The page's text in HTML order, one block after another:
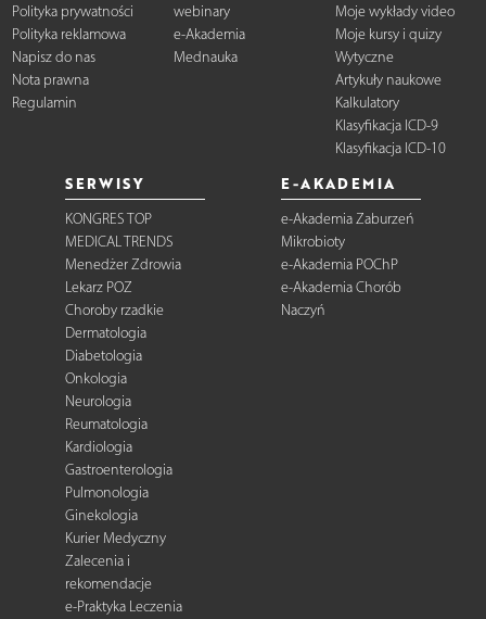
Polityka prywatności
Polityka reklamowa
Napisz do nas
Nota prawna
Regulamin
webinary
e-Akademia
Mednauka
Moje wykłady video
Moje kursy i quizy
Wytyczne
Artykuły naukowe
Kalkulatory
Klasyfikacja ICD-9
Klasyfikacja ICD-10
SERWISY
KONGRES TOP
MEDICAL TRENDS
Menedżer Zdrowia
Lekarz POZ
Choroby rzadkie
Dermatologia
Diabetologia
Onkologia
Neurologia
Reumatologia
Kardiologia
Gastroenterologia
Pulmonologia
Ginekologia
Kurier Medyczny
Zalecenia i
rekomendacje
e-Praktyka Leczenia
E-AKADEMIA
e-Akademia Zaburzeń
Mikrobioty
e-Akademia POChP
e-Akademia Chorób
Naczyń